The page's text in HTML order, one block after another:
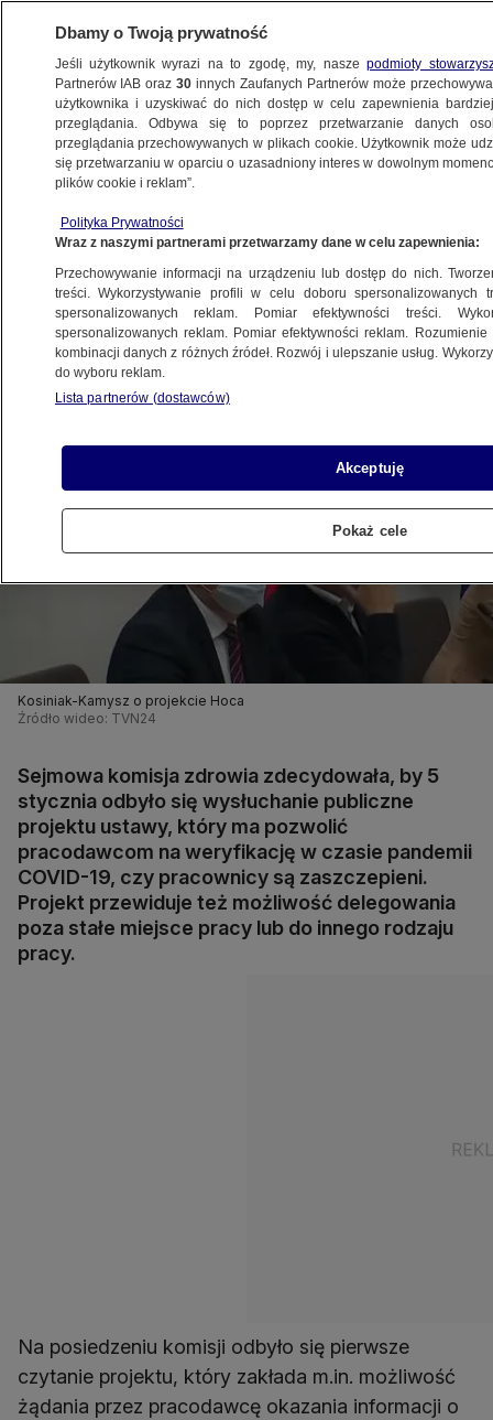
BIZNES
Z KRAJU
szczepień przez pracodawcę. Będzie
wysłuchanie publiczne
16.12.2021, 20:34
Udostępnij
Kosiniak-Kamysz o projekcie Hoca
Źródło wideo: TVN24
Sejmowa komisja zdrowia zdecydowała, by 5
stycznia odbyło się wysłuchanie publiczne
projektu ustawy, który ma pozwolić
pracodawcom na weryfikację w czasie pandemii
COVID-19, czy pracownicy są zaszczepieni.
Projekt przewiduje też możliwość delegowania
poza stałe miejsce pracy lub do innego rodzaju
pracy.
Na posiedzeniu komisji odbyło się pierwsze
czytanie projektu, który zakłada m.in. możliwość
żądania przez pracodawcę okazania informacji o
Dbamy o Twoją prywatność
Jeśli użytkownik wyrazi na to zgodę, my, naszepodmioty
Partnerów IAB oraz30 innych Zaufanych Partnerów może
użytkownika i uzyskiwać do nich dostęp w celu zapewnienia
przeglądania. Odbywa się to poprzez przetwarzanie danych
przeglądania przechowywanych w plikach cookie. Użytkownik może
się przetwarzaniu w oparciu o uzasadniony interes w dowolnym
plików cookie i reklam”.
Polityka Prywatności
Wraz z naszymi partnerami przetwarzamy dane w celu zapewnienia:
Przechowywanie informacji na urządzeniu lub dostęp do nich.
treści. Wykorzystywanie profili w celu doboru spersonalizowanych
spersonalizowanych reklam. Pomiar efektywności treści.
spersonalizowanych reklam. Pomiar efektywności reklam.
kombinacji danych z różnych źródeł. Rozwój i ulepszanie usług.
do wyboru reklam.
Lista partnerów (dostawców)
Akceptuję
Pokaż cele